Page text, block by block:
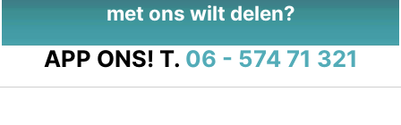
met ons wilt delen?
APP ONS! T. 06 - 574 71 321